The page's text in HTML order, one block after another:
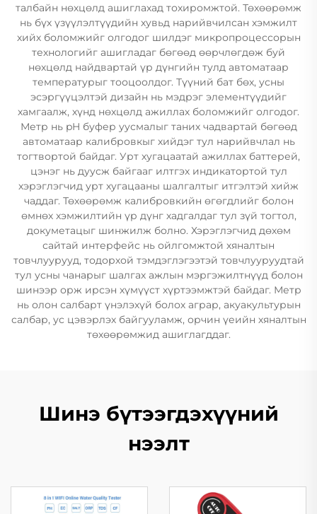
талбайн нөхцөлд ашиглахад тохиромжтой. Төхөөрөмж
нь бүх үзүүлэлтүүдийн хувьд нарийвчилсан хэмжилт
хийх боломжийг олгодог шилдэг микропроцессорын
технологийг ашигладаг бөгөөд өөрчлөгдөж буй
нөхцөлд найдвартай үр дүнгийн тулд автоматаар
температурыг тооцоолдог. Түүний бат бөх, усны
эсэргүүцэлтэй дизайн нь мэдрэг элементүүдийг
хамгаалж, хүнд нөхцөлд ажиллах боломжийг олгодог.
Метр нь pH буфер уусмалыг таних чадвартай бөгөөд
автоматаар калибровкыг хийдэг тул нарийвчлал нь
тогтвортой байдаг. Урт хугацаатай ажиллах баттерей,
цэнэг нь дуусж байгааг илтгэх индикатортой тул
хэрэглэгчид урт хугацааны шалгалтыг итгэлтэй хийж
чаддаг. Төхөөрөмж калибровкийн өгөгдлийг болон
өмнөх хэмжилтийн үр дүнг хадгалдаг тул зүй тогтол,
докуметацыг шинжилж болно. Хэрэглэгчид дөхөм
сайтай интерфейс нь ойлгомжтой хяналтын
товчлуурууд, тодорхой тэмдэглэгээтэй товчлууруудтай
тул усны чанарыг шалгах ажлын мэргэжилтнүүд болон
шинээр орж ирсэн хүмүүст хүртээмжтэй байдаг. Метр
нь олон салбарт үнэлэхүй болох аграр, акуакультурын
салбар, ус цэвэрлэх байгууламж, орчин үеийн хяналтын
төхөөрөмжид ашиглагддаг.
Шинэ бүтээгдэхүүний
нээлт